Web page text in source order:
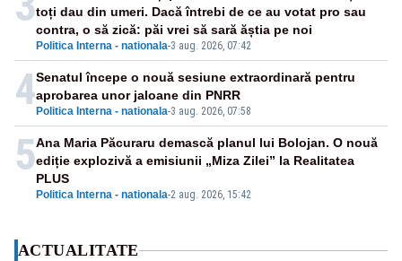
Politica Interna - nationala-3 aug. 2026, 07:42
toți dau din umeri. Dacă întrebi de ce au votat pro sau
contra, o să zică: păi vrei să sară ăștia pe noi
4 Politica Interna - nationala-3 aug. 2026, 07:58
Senatul începe o nouă sesiune extraordinară pentru
aprobarea unor jaloane din PNRR
5
Politica Interna - nationala-2 aug. 2026, 15:42
Ana Maria Păcuraru demască planul lui Bolojan. O nouă
ediție explozivă a emisiunii „Miza Zilei” la Realitatea
PLUS
ACTUALITATE